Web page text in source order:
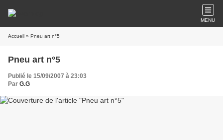
MENU
Accueil » Pneu art n°5
Pneu art n°5
Publié le 15/09/2007 à 23:03
Par G.G